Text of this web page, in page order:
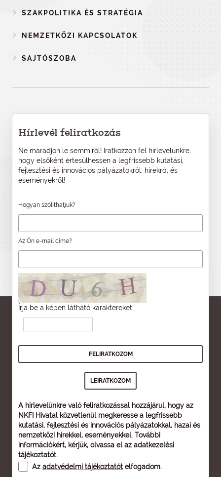
SZAKPOLITIKA ÉS STRATÉGIA
NEMZETKÖZI KAPCSOLATOK
SAJTÓSZOBA
Hírlevél feliratkozás
Ne maradjon le semmiről! Iratkozzon fel hírlevelünkre,
hogy elsőként értesülhessen a legfrissebb kutatási,
fejlesztési és innovációs pályázatokról, hírekről és
eseményekről!
Hogyan szólíthatjuk?
Az Ön e-mail címe?
Írja be a képen látható karaktereket:
A hírlevelünkre való feliratkozással hozzájárul, hogy az
NKFI Hivatal közvetlenül megkeresse a legfrissebb
kutatási, fejlesztési és innovációs pályázatokkal, hazai és
nemzetközi hírekkel, eseményekkel. További
információkért, kérjük, olvassa el az adatkezelési
tájékoztatót.
Az adatvédelmi tájékoztatót elfogadom.